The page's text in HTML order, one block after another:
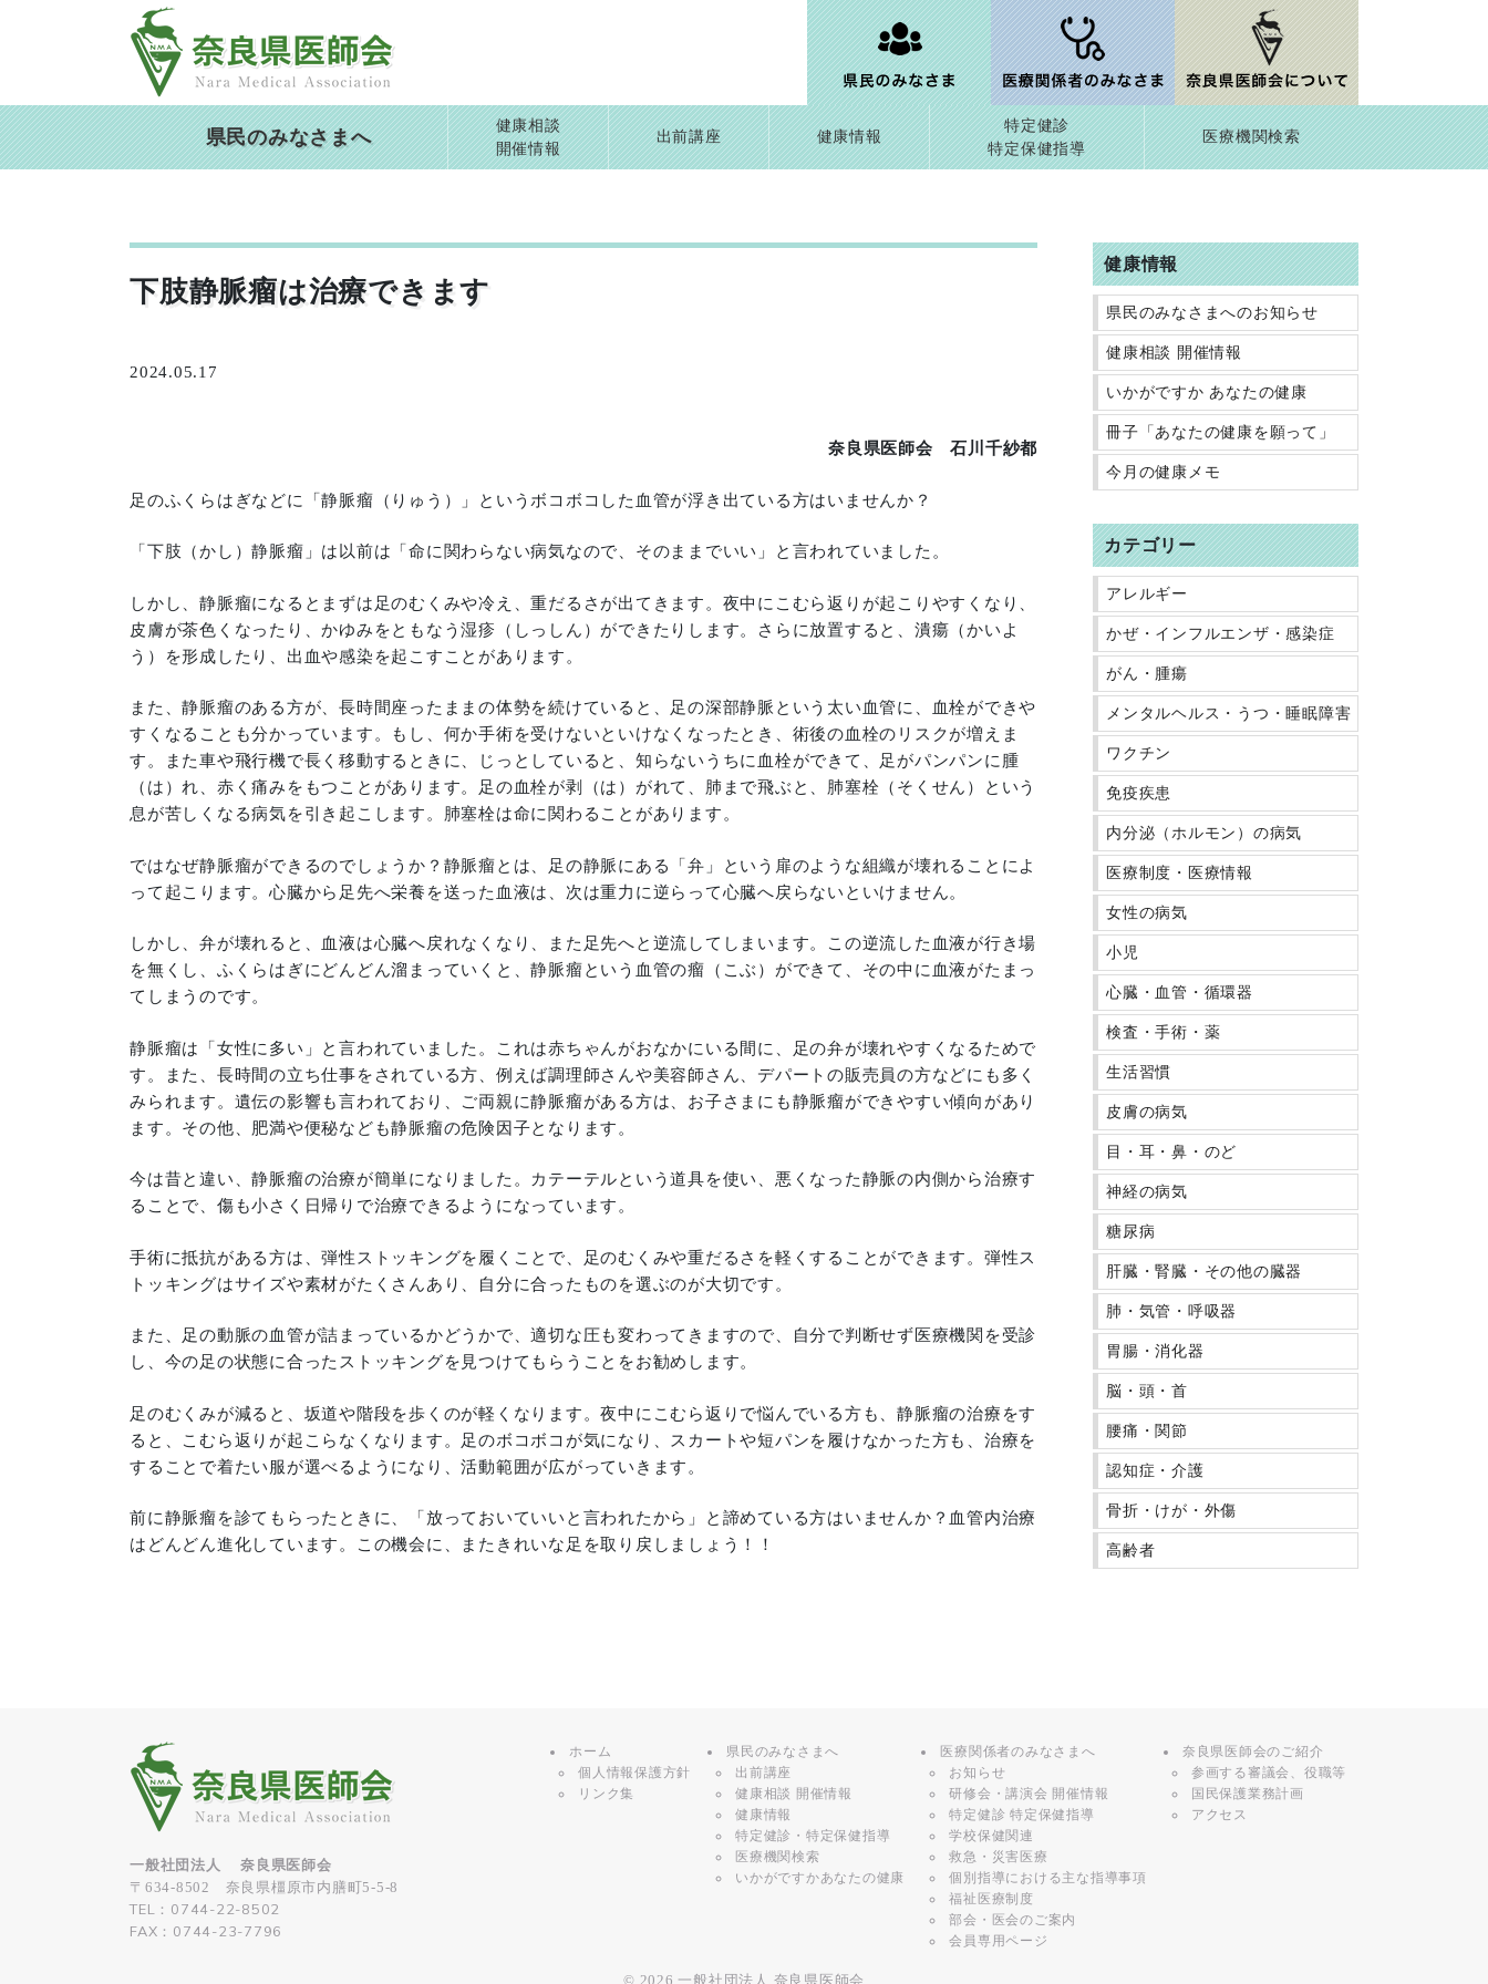
県民のみなさまへ
健康相談
開催情報
出前講座 健康情報
特定健診
特定保健指導
医療機関検索
下肢静脈瘤は治療できます
2024.05.17
奈良県医師会 石川千紗都
足のふくらはぎなどに「静脈瘤（りゅう）」というボコボコした血管が浮き出ている方はいませんか？
「下肢（かし）静脈瘤」は以前は「命に関わらない病気なので、そのままでいい」と言われていました。
しかし、静脈瘤になるとまずは足のむくみや冷え、重だるさが出てきます。夜中にこむら返りが起こりやすくなり、
皮膚が茶色くなったり、かゆみをともなう湿疹（しっしん）ができたりします。さらに放置すると、潰瘍（かいよ
う）を形成したり、出血や感染を起こすことがあります。
また、静脈瘤のある方が、長時間座ったままの体勢を続けていると、足の深部静脈という太い血管に、血栓ができや
すくなることも分かっています。もし、何か手術を受けないといけなくなったとき、術後の血栓のリスクが増えま
す。また車や飛行機で長く移動するときに、じっとしていると、知らないうちに血栓ができて、足がパンパンに腫
（は）れ、赤く痛みをもつことがあります。足の血栓が剥（は）がれて、肺まで飛ぶと、肺塞栓（そくせん）という
息が苦しくなる病気を引き起こします。肺塞栓は命に関わることがあります。
ではなぜ静脈瘤ができるのでしょうか？静脈瘤とは、足の静脈にある「弁」という扉のような組織が壊れることによ
って起こります。心臓から足先へ栄養を送った血液は、次は重力に逆らって心臓へ戻らないといけません。
しかし、弁が壊れると、血液は心臓へ戻れなくなり、また足先へと逆流してしまいます。この逆流した血液が行き場
を無くし、ふくらはぎにどんどん溜まっていくと、静脈瘤という血管の瘤（こぶ）ができて、その中に血液がたまっ
てしまうのです。
静脈瘤は「女性に多い」と言われていました。これは赤ちゃんがおなかにいる間に、足の弁が壊れやすくなるためで
す。また、長時間の立ち仕事をされている方、例えば調理師さんや美容師さん、デパートの販売員の方などにも多く
みられます。遺伝の影響も言われており、ご両親に静脈瘤がある方は、お子さまにも静脈瘤ができやすい傾向があり
ます。その他、肥満や便秘なども静脈瘤の危険因子となります。
今は昔と違い、静脈瘤の治療が簡単になりました。カテーテルという道具を使い、悪くなった静脈の内側から治療す
ることで、傷も小さく日帰りで治療できるようになっています。
手術に抵抗がある方は、弾性ストッキングを履くことで、足のむくみや重だるさを軽くすることができます。弾性ス
トッキングはサイズや素材がたくさんあり、自分に合ったものを選ぶのが大切です。
また、足の動脈の血管が詰まっているかどうかで、適切な圧も変わってきますので、自分で判断せず医療機関を受診
し、今の足の状態に合ったストッキングを見つけてもらうことをお勧めします。
足のむくみが減ると、坂道や階段を歩くのが軽くなります。夜中にこむら返りで悩んでいる方も、静脈瘤の治療をす
ると、こむら返りが起こらなくなります。足のボコボコが気になり、スカートや短パンを履けなかった方も、治療を
することで着たい服が選べるようになり、活動範囲が広がっていきます。
前に静脈瘤を診てもらったときに、「放っておいていいと言われたから」と諦めている方はいませんか？血管内治療
はどんどん進化しています。この機会に、またきれいな足を取り戻しましょう！！
健康情報
県民のみなさまへのお知らせ
健康相談 開催情報
いかがですか あなたの健康
冊子「あなたの健康を願って」
今月の健康メモ
カテゴリー
アレルギー
かぜ・インフルエンザ・感染症
がん・腫瘍
メンタルヘルス・うつ・睡眠障害
ワクチン
免疫疾患
内分泌（ホルモン）の病気
医療制度・医療情報
女性の病気
小児
心臓・血管・循環器
検査・手術・薬
生活習慣
皮膚の病気
目・耳・鼻・のど
神経の病気
糖尿病
肝臓・腎臓・その他の臓器
肺・気管・呼吸器
胃腸・消化器
脳・頭・首
腰痛・関節
認知症・介護
骨折・けが・外傷
高齢者
一般社団法人 奈良県医師会
〒634-8502 奈良県橿原市内膳町5-5-8
TEL：0744-22-8502
FAX：0744-23-7796
ホーム
個人情報保護方針
リンク集
県民のみなさまへ
出前講座
健康相談 開催情報
健康情報
特定健診・特定保健指導
医療機関検索
いかがですかあなたの健康
医療関係者のみなさまへ
お知らせ
研修会・講演会 開催情報
特定健診 特定保健指導
学校保健関連
救急・災害医療
個別指導における主な指導事項
福祉医療制度
部会・医会のご案内
会員専用ページ
奈良県医師会のご紹介
参画する審議会、役職等
国民保護業務計画
アクセス
© 2026 一般社団法人 奈良県医師会